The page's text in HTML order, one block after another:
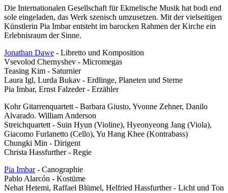
Die Internationalen Gesellschaft für Ekmelische Musik hat bodi end
sole eingeladen, das Werk szenisch umzusetzen. Mit der vielseitigen
Künstlerin Pia Imbar entsteht im barocken Rahmen der Kirche ein
Erlebnisraum der Sinne.
Jonathan Dawe - Libretto und Komposition
Vsevolod Chernyshev - Micromegas
Teasing Kim - Saturnier
Laura Igl, Lurda Bukav - Erdlinge, Planeten und Sterne
Pia Imbar, Ernst Falzeder - Erzähler
Kohr Gitarrenquartett - Barbara Giusto, Yvonne Zehner, Danilo
Alvarado. William Anderson
Streichquartett - Suin Hyun (Violine), Hyeonyeong Jang (Viola),
Giacomo Furlanetto (Cello), Yu Hang Khee (Kontrabass)
Chungki Min - Dirigent
Christa Hassfurther - Regie
Pia Imbar- Canographie
Pablo Alarcón - Kostüme
Nehat Hetemi, Raffael Blümel, Helfried Hassfurther - Licht und Ton